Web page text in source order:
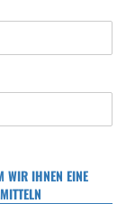
WIR IHNEN EINE